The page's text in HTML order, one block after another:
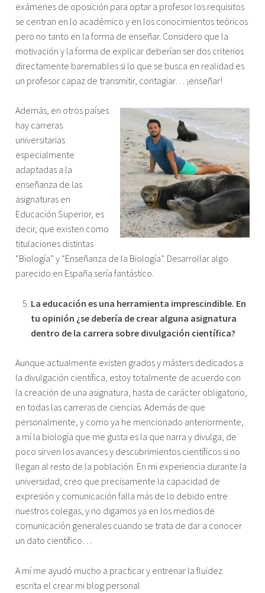
exámenes de oposición para optar a profesor los requisitos
se centran en lo académico y en los conocimientos teóricos
pero no tanto en la forma de enseñar. Considero que la
motivación y la forma de explicar deberían ser dos criterios
directamente baremables si lo que se busca en realidad es
un profesor capaz de transmitir, contagiar… ¡enseñar!
Además, en otros países
hay carreras
universitarias
especialmente
adaptadas a la
enseñanza de las
asignaturas en
Educación Superior, es
decir, que existen como
titulaciones distintas
“Biología” y “Enseñanza de la Biología”. Desarrollar algo
parecido en España sería fantástico.
La educación es una herramienta imprescindible. En
tu opinión ¿se debería de crear alguna asignatura
dentro de la carrera sobre divulgación científica?
Aunque actualmente existen grados y másters dedicados a
la divulgación científica, estoy totalmente de acuerdo con
la creación de una asignatura, hasta de carácter obligatorio,
en todas las carreras de ciencias. Además de que
personalmente, y como ya he mencionado anteriormente,
a mí la biología que me gusta es la que narra y divulga, de
poco sirven los avances y descubrimientos científicos si no
llegan al resto de la población. En mi experiencia durante la
universidad, creo que precisamente la capacidad de
expresión y comunicación falla más de lo debido entre
nuestros colegas, y no digamos ya en los medios de
comunicación generales cuando se trata de dar a conocer
un dato científico…
A mí me ayudó mucho a practicar y entrenar la fluidez
escrita el crear mi blog personal